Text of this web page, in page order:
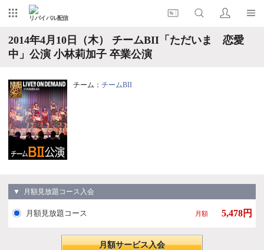
リバイバル配信
2014年4月10日（木） チームBII「ただいま 恋愛
中」公演 小林莉加子 卒業公演
チーム： チームBII
▼ 月額見放題コース入会
月額見放題コース 月額 5,478円
月額サービス入会